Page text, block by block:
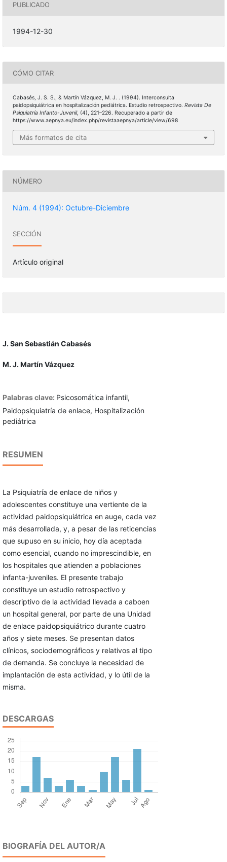
PUBLICADO
1994-12-30
CÓMO CITAR
Cabasés, J. S. S., & Martín Vázquez, M. J. . (1994). Interconsulta
paidopsiquiátrica en hospitalización pediátrica. Estudio retrospectivo. Revista De
Psiquiatría Infanto-Juvenil, (4), 221–226. Recuperado a partir de
https://www.aepnya.eu/index.php/revistaaepnya/article/view/698
Más formatos de cita
NÚMERO
Núm. 4 (1994): Octubre-Diciembre
SECCIÓN
Artículo original
J. San Sebastián Cabasés
M. J. Martín Vázquez
Palabras clave: Psicosomática infantil,
Paidopsiquiatría de enlace, Hospitalización
pediátrica
RESUMEN
La Psiquiatría de enlace de niños y
adolescentes constituye una vertiente de la
actividad paidopsiquiátrica en auge, cada vez
más desarrollada, y, a pesar de las reticencias
que supuso en su inicio, hoy día aceptada
como esencial, cuando no imprescindible, en
los hospitales que atienden a poblaciones
infanta-juveniles. El presente trabajo
constituye un estudio retrospectivo y
descriptivo de la actividad llevada a caboen
un hospital general, por parte de una Unidad
de enlace paidopsiquiátrico durante cuatro
años y siete meses. Se presentan datos
clínicos, sociodemográficos y relativos al tipo
de demanda. Se concluye la necesidad de
implantación de esta actividad, y lo útil de la
misma.
DESCARGAS
BIOGRAFÍA DEL AUTOR/A